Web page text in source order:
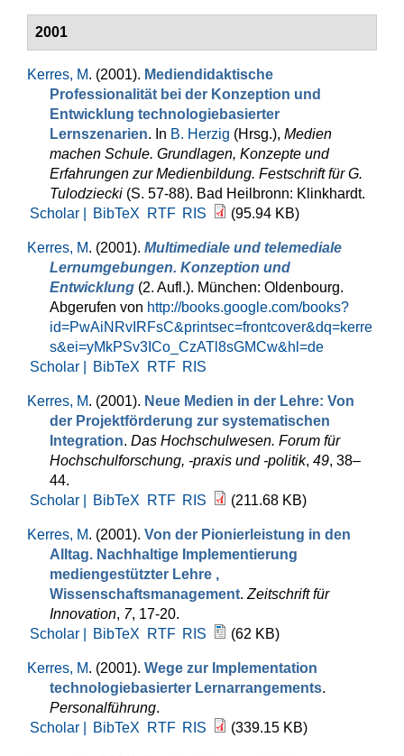
2001
Kerres, M. (2001). Mediendidaktische
Professionalität bei der Konzeption und
Entwicklung technologiebasierter
Lernszenarien. In B. Herzig (Hrsg.), Medien
machen Schule. Grundlagen, Konzepte und
Erfahrungen zur Medienbildung. Festschrift für G.
Tulodziecki (S. 57-88). Bad Heilbronn: Klinkhardt.
Scholar |
BibTeX RTF RIS (95.94 KB)
Kerres, M. (2001). Multimediale und telemediale
Lernumgebungen. Konzeption und
Entwicklung (2. Aufl.). München: Oldenbourg.
Abgerufen von http://books.google.com/books?
id=PwAiNRvIRFsC&printsec=frontcover&dq=kerre
s&ei=yMkPSv3ICo_CzATl8sGMCw&hl=de
Scholar |
BibTeX RTF RIS
Kerres, M. (2001). Neue Medien in der Lehre: Von
der Projektförderung zur systematischen
Integration. Das Hochschulwesen. Forum für
Hochschulforschung, -praxis und -politik, 49, 38–
44.
Scholar |
BibTeX RTF RIS (211.68 KB)
Kerres, M. (2001). Von der Pionierleistung in den
Alltag. Nachhaltige Implementierung
mediengestützter Lehre ,
Wissenschaftsmanagement. Zeitschrift für
Innovation, 7, 17-20.
Scholar |
BibTeX RTF RIS (62 KB)
Kerres, M. (2001). Wege zur Implementation
technologiebasierter Lernarrangements.
Personalführung.
Scholar |
BibTeX RTF RIS (339.15 KB)